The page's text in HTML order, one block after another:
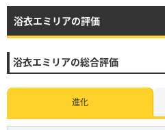
浴衣エミリアの評価
浴衣エミリアの総合評価
進化